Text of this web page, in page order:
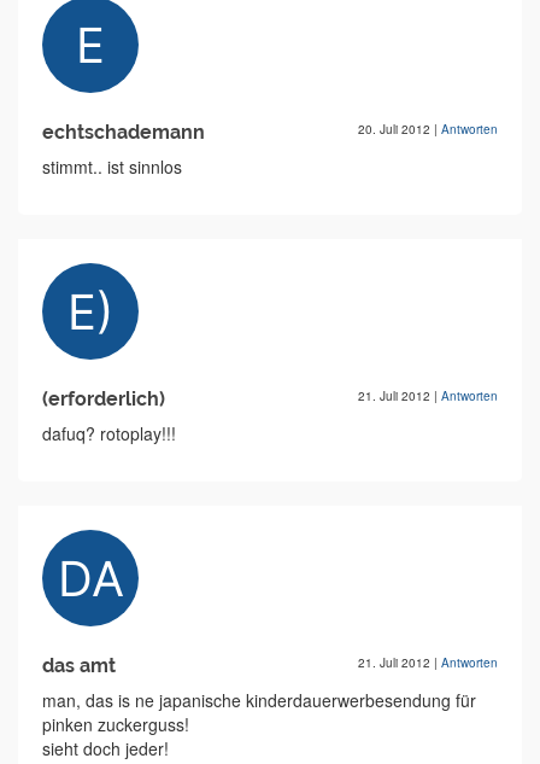
echtschademann 20. Juli 2012 | Antworten
stimmt.. ist sinnlos
(erforderlich) 21. Juli 2012 | Antworten
dafuq? rotoplay!!!
das amt 21. Juli 2012 | Antworten
man, das is ne japanische kinderdauerwerbesendung für
pinken zuckerguss!
sieht doch jeder!